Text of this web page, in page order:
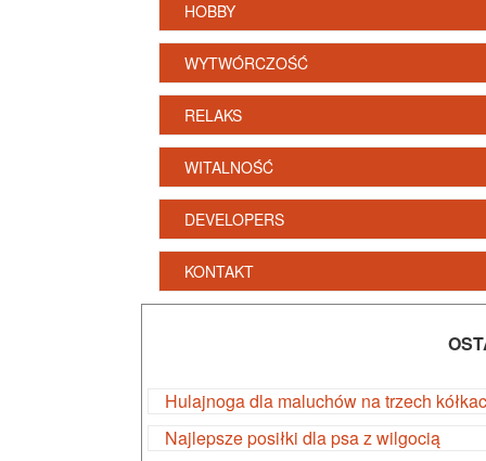
HOBBY
WYTWÓRCZOŚĆ
RELAKS
WITALNOŚĆ
DEVELOPERS
KONTAKT
Hulajnoga dla maluchów na trzech
Najlepsze posiłki dla psa z wilgocią